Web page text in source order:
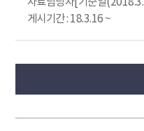
자료담당자[기준일
게시기간 : 18.3.16 ~